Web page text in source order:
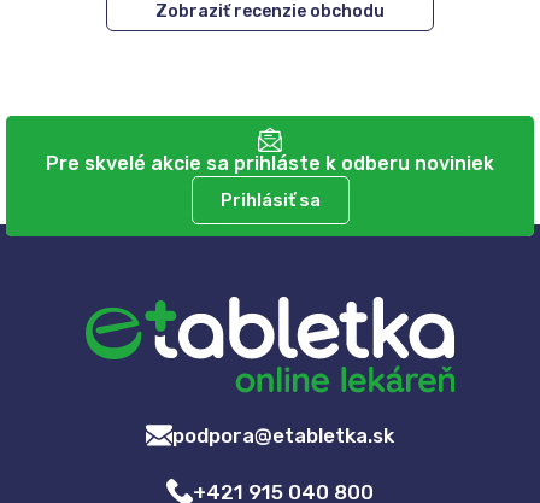
Zobraziť recenzie obchodu
Pre skvelé akcie sa prihláste k odberu noviniek
Prihlásiť sa
podpora@etabletka.sk
+421 915 040 800